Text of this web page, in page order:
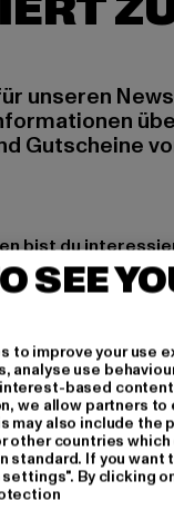
unseren
Gutscheine
bist du
ANMELDEN
mit Deinen Daten
Du kannst Dich
lesen.
SEE
to improve your use
analyse use
based
we allow partners to
may also include the
other countries
standard. If you want
By clicking